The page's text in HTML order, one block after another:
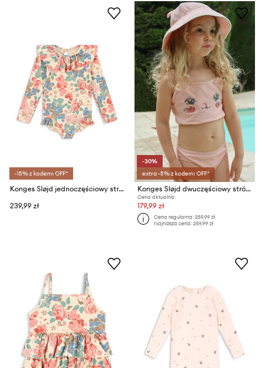
-15% z kodem: OFF*
Konges Sløjd jednoczęściowy strój kąpielowy dziecięcy MANUCA LS SWIMSUIT GRS
239,99 zł
-30%
extra -5% z kodem: OFF*
Konges Sløjd dwuczęściowy strój kąpielowy dziecięcy KITTY BIKINI GRS
Cena aktualna:
179,99 zł
Cena regularna:259,99 zł
Najniższa cena:259,99 zł